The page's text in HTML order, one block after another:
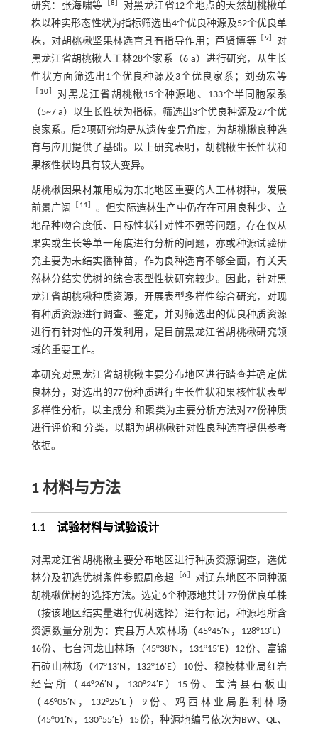
研究：张海啸等 ［8
对黑龙江省12个地点的天然胡桃楸单
株以种实形态性状为指标筛选出4个优良种源及52个优良单
株，对胡桃楸坚果林选育具有指导作用；芦贤博等
9］ 对
黑龙江省胡桃楸人工林28个家系（6 a）进行研究，从生长
性状方面筛选出1个优良种源及3个优良家系；刘劲宏等
10］ 对黑龙江省胡桃楸15个种源地、133个半同胞家系
（5~7 a）以生长性状为指标，筛选出3个优良种源及27个优
良家系。后2项研究均是从遗传变异角度，为胡桃楸良种选
育与应用提供了基础。以上研究表明，胡桃楸生长性状和
果核性状均具有较大变异。
胡桃楸因果材兼用成为东北地区重要的人工林树种，发展
前景广阔
11
。但实际造林生产中仍存在可用良种少、立
地品种吻合度低、目标性状针对性不强等问题，存在仅从
果实或生长等单一角度进行分析的问题，亦或种源试验研
究主要为未结实播种苗，作为良种选育不够全面，有关天
然林分结实优树的综合表型性状研究较少。因此，针对黑
龙江省胡桃楸种质资源，开展表型多样性综合研究，对现
有种质资源进行调查、鉴定，并对筛选出的优良种质资源
进行有针对性的开发利用，是目前黑龙江省胡桃楸研究领
域的重要工作。
本研究对黑龙江省胡桃楸主要分布地区进行踏查并确定优
良林分，对选出的77份种质进行生长性状和果核性状表型
多样性分析，以主成分 和聚类为主要分析方法对77份种质
进行评价和 分类，以期为胡桃楸针对性良种选育提供参考
依据。
1材料与方法
1.1 试验材料与试验设计
对黑龙江省胡桃楸主要分布地区进行种质资源调查，选优
林分及初选优树条件参照周彦超 ［6
对辽东地区不同种源
胡桃楸优树的选择方法。选定6个种源地共计77份优良单株
（按该地区结实量进行优树选择）进行标记，种源地所含
资源数量分别为：宾县万人欢林场（45°45′N，128°13′E）
16份、七台河龙山林场（45°38′N，131°15′E）12份、富锦
石砬山林场（47°13′N，132°16′E）10份、穆棱林业局红岩
经营所（44°26′N，130°24′E）15份、宝清县石板山
（46°05′N，132°25′E）9份、鸡西林业局胜利林场
（45°01′N，130°55′E）15份，种源地编号依次为BW、QL、